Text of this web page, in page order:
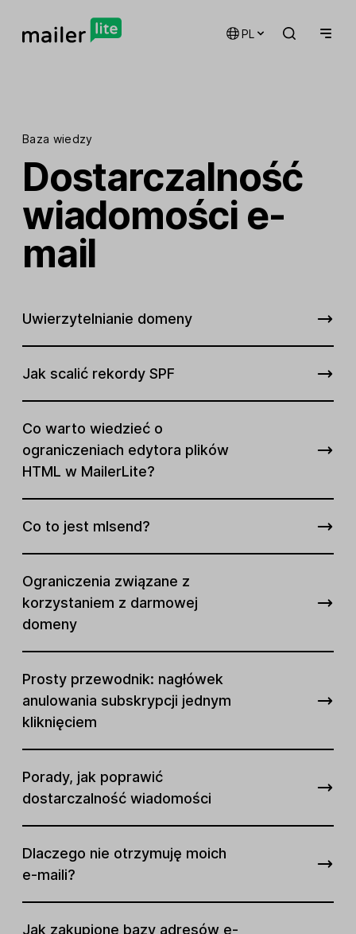
PL
Baza wiedzy
Dostarczalność
wiadomości e-
mail
Uwierzytelnianie domeny
Jak scalić rekordy SPF
Co warto wiedzieć o
ograniczeniach edytora plików
HTML w MailerLite?
Co to jest mlsend?
Ograniczenia związane z
korzystaniem z darmowej
domeny
Prosty przewodnik: nagłówek
anulowania subskrypcji jednym
kliknięciem
Porady, jak poprawić
dostarczalność wiadomości
Dlaczego nie otrzymuję moich
e-maili?
Jak zakupione bazy adresów e-